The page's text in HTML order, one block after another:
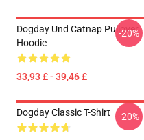
Dogday Und Catnap Pullover
Hoodie
33,93 £ - 39,46 £
-20%
Dogday Classic T-Shirt -20%